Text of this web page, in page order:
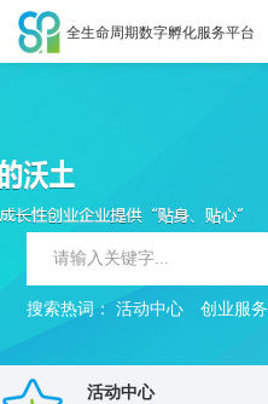
全生命周期数字孵化服务平台
搜索热词：活动中心 创业服务
活动中心